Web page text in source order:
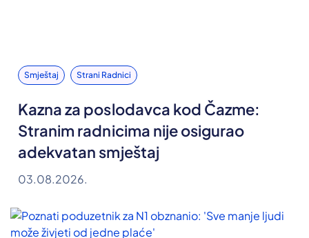
Smještaj Strani Radnici
Kazna za poslodavca kod Čazme:
Stranim radnicima nije osigurao
adekvatan smještaj
03.08.2026.